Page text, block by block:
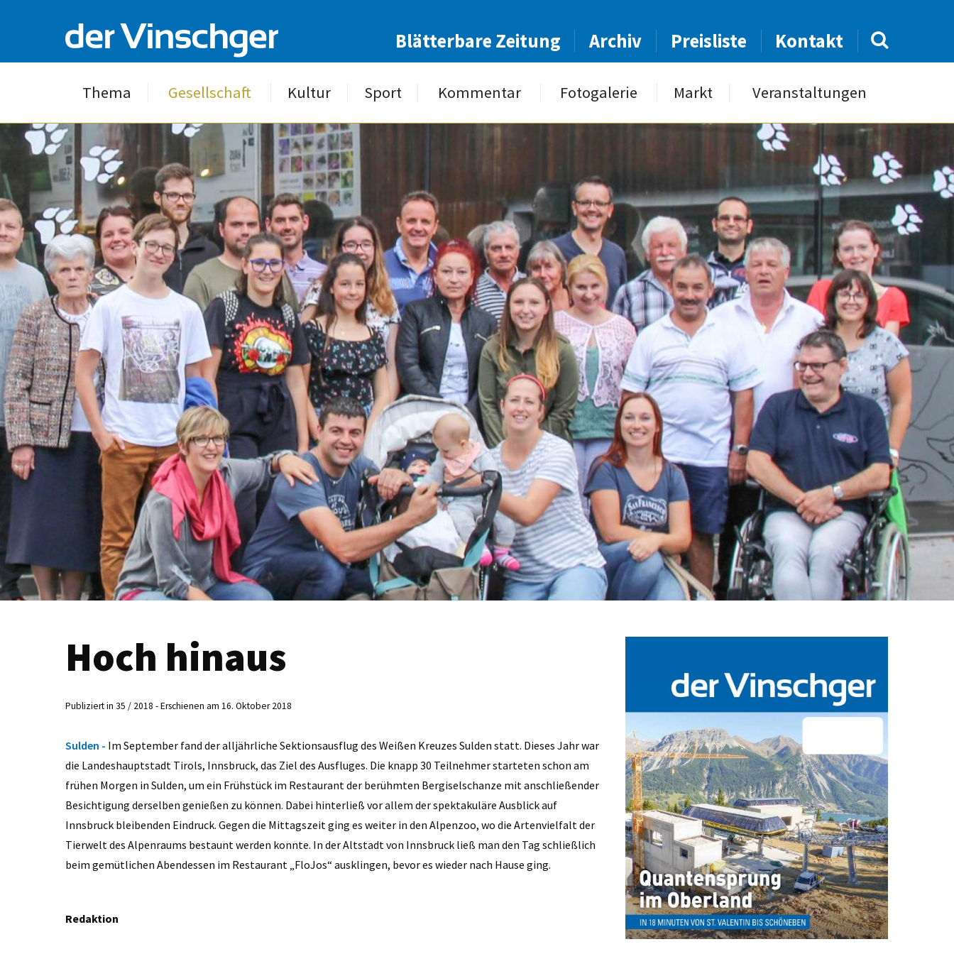
Blätterbare Zeitung Archiv Preisliste Kontakt
Thema Gesellschaft Kultur Sport Kommentar Fotogalerie Markt Veranstaltungen
Hoch hinaus
Publiziert in 35 / 2018 - Erschienen am 16. Oktober 2018
Sulden - Im September fand der alljährliche Sektionsausflug des Weißen Kreuzes Sulden statt. Dieses Jahr war
die Landeshauptstadt Tirols, Innsbruck, das Ziel des Ausfluges. Die knapp 30 Teilnehmer starteten schon am
frühen Morgen in Sulden, um ein Frühstück im Restaurant der berühmten Bergiselschanze mit anschließender
Besichtigung derselben genießen zu können. Dabei hinterließ vor allem der spektakuläre Ausblick auf
Innsbruck bleibenden Eindruck. Gegen die Mittagszeit ging es weiter in den Alpenzoo, wo die Artenvielfalt der
Tierwelt des Alpenraums bestaunt werden konnte. In der Altstadt von Innsbruck ließ man den Tag schließlich
beim gemütlichen Abendessen im Restaurant „FloJos“ ausklingen, bevor es wieder nach Hause ging.
Redaktion